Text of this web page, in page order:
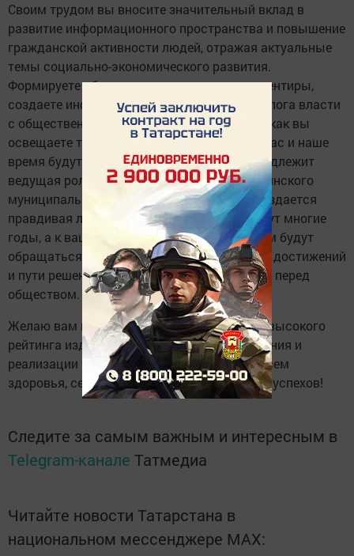
Своим трудом вы вносите значительный вклад в
развитие информационного пространства и повышение
гражданской активности людей, отражая актуальные
темы социально-экономического развития.
Формируете общественные ценности и ориентиры,
создаете информационную основу для диалога власти
с общественностью и населением. От того, как вы
освещаете текущие события, зависит, как нас и наше
время будут оценивать потомки, вам принадлежит
ведущая роль в создании имиджа Пестречинского
муниципального района. Благодаря вам создается
правдивая летопись нашего района. Пройдут многие
годы, а к вашим статьям и фоторепортажам будут
обращаться, чтобы понять истоки больших достижений
и пути решения проблем, стоявших когда-то перед
обществом.
Желаю вам интересных тем и ярких работ, высокого
рейтинга издания, неиссякаемого вдохновения и
реализации творческих планов. Крепкого всем
здоровья, семейного тепла, благополучия и успехов!
Следите за самым важным и интересным в
Telegram-канале Татмедиа
Читайте новости Татарстана в
национальном мессенджере MАХ: